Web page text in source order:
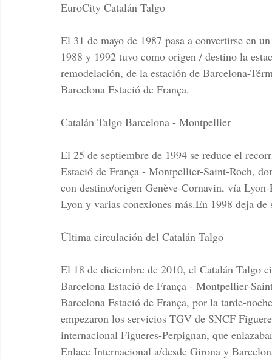
EuroCity Catalán Talgo
El 31 de mayo de 1987 pasa a convertirse en
1988 y 1992 tuvo como origen / destino la
remodelación, de la estación de Barcelona-
Barcelona Estació de França.
Catalán Talgo Barcelona - Montpellier
El 25 de septiembre de 1994 se reduce el
Estació de França - Montpellier-Saint-Roch,
con destino/origen Genève-Cornavin, vía
Lyon y varias conexiones más.En 1998 deja
Última circulación del Catalán Talgo
El 18 de diciembre de 2010, el Catalán Talgo
Barcelona Estació de França - Montpellier-
Barcelona Estació de França, por la tarde-
empezaron los servicios TGV de SNCF
internacional Figueres-Perpignan, que
Enlace Internacional a/desde Girona y